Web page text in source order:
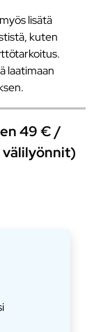
lisätä
kuten
laatimaan
49 € /
välilyönnit)